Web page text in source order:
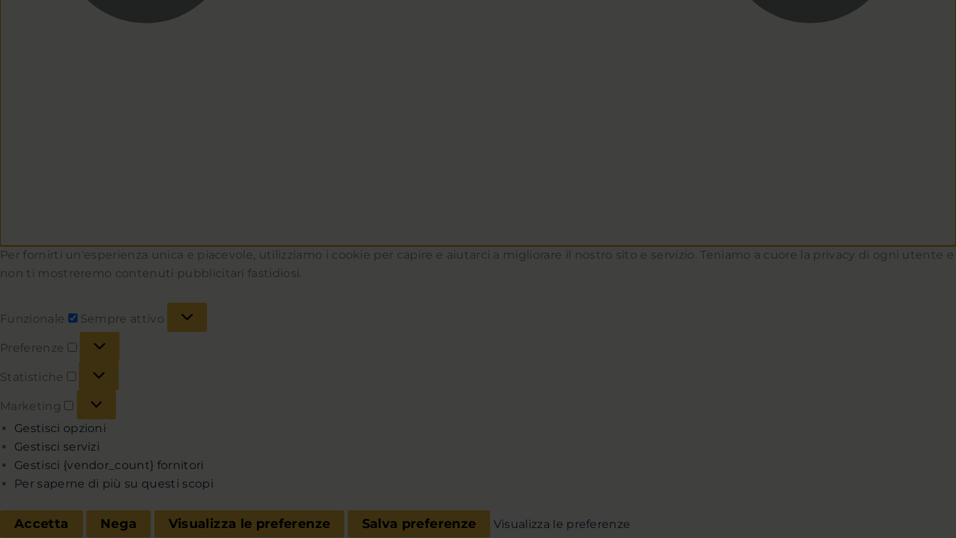
Per fornirti un'esperienza unica e piacevole, utilizziamo i cookie per capire e aiutarci a migliorare il nostro sito e servizio. Teniamo a cuore la privacy di ogni utente e
non ti mostreremo contenuti pubblicitari fastidiosi.
Funzionale Sempre attivo
Preferenze
Statistiche
Marketing
Gestisci opzioni
Gestisci servizi
Gestisci {vendor_count} fornitori
Per saperne di più su questi scopi
Accetta Nega Visualizza le preferenze Salva preferenze
Visualizza le preferenze